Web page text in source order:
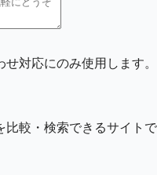
対応にのみ使用します。
比較・検索できるサイトで